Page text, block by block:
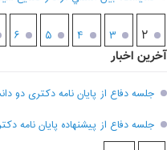
۲ ۳ ۴ ۵ ۶
آخرین اخبار
جلسه دفاع از پایان نامه دکتری دو
جلسه دفاع از پیشنهاده پایان نامه